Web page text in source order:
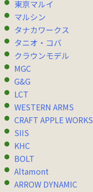
東京マルイ
マルシン
タナカワークス
タニオ・コバ
クラウンモデル
MGC
G&G
LCT
WESTERN ARMS
CRAFT APPLE WORKS
SIIS
KHC
BOLT
Altamont
ARROW DYNAMIC